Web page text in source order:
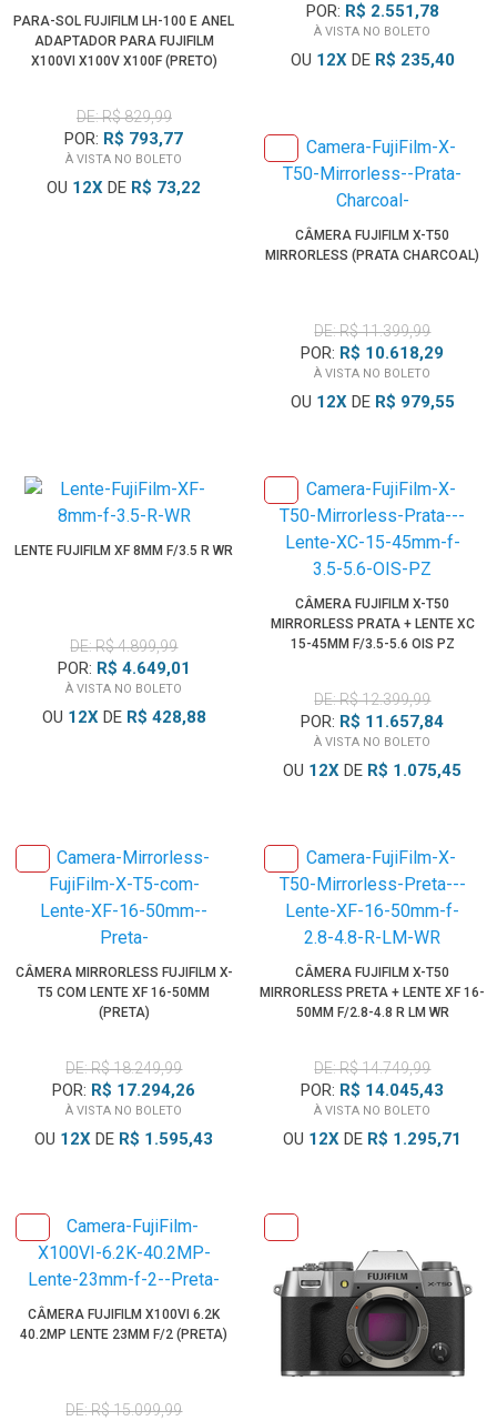
PARA-SOL FUJIFILM LH-100 E ANEL
ADAPTADOR PARA FUJIFILM
X100VI X100V X100F (PRETO)
DE: R$ 829,99
POR: R$ 793,77
À VISTA NO BOLETO
OU 12X DE R$ 73,22
POR: R$ 2.551,78
À VISTA NO BOLETO
OU 12XDE R$ 235,40
CÂMERA FUJIFILM X-T50
MIRRORLESS (PRATA CHARCOAL)
DE: R$ 11.399,99
POR: R$ 10.618,29
À VISTA NO BOLETO
OU 12XDE R$ 979,55
LENTE FUJIFILM XF 8MM F/3.5 R WR
DE: R$ 4.899,99
POR: R$ 4.649,01
À VISTA NO BOLETO
OU 12XDE R$ 428,88
CÂMERA FUJIFILM X-T50
MIRRORLESS PRATA + LENTE XC
15-45MM F/3.5-5.6 OIS PZ
DE: R$ 12.399,99
POR: R$ 11.657,84
À VISTA NO BOLETO
OU 12X DE R$ 1.075,45
CÂMERA MIRRORLESS FUJIFILM X-
T5 COM LENTE XF 16-50MM
(PRETA)
DE: R$ 18.249,99
POR: R$ 17.294,26
À VISTA NO BOLETO
OU 12X DE R$ 1.595,43
CÂMERA FUJIFILM X-T50
MIRRORLESS PRETA + LENTE XF 16-
50MM F/2.8-4.8 R LM WR
DE: R$ 14.749,99
POR: R$ 14.045,43
À VISTA NO BOLETO
OU 12X DE R$ 1.295,71
CÂMERA FUJIFILM X100VI 6.2K
40.2MP LENTE 23MM F/2 (PRETA)
DE: R$ 15.099,99